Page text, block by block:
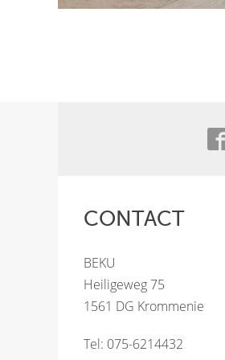
CONTACT
BEKU
Heiligeweg 75
1561 DG Krommenie
Tel: 075-6214432